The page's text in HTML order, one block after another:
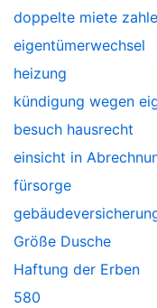
doppelte miete
eigentümerwechsel
heizung
kündigung wegen
besuch hausrecht
einsicht in
fürsorge
Größe Dusche
Haftung der Erben
580